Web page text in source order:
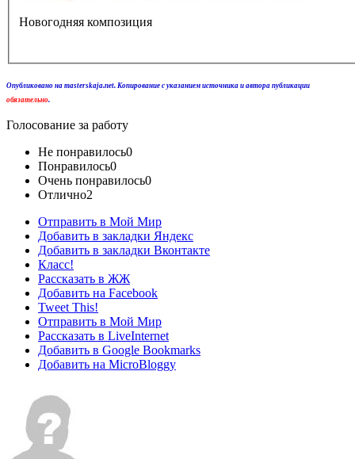
Новогодняя композиция
Опубликовано на masterskaja.net. Копирование с указанием источника и автора публикации
обязательно.
Голосование за работу
Не понравилось0
Понравилось0
Очень понравилось0
Отлично2
Отправить в Мой Мир
Добавить в закладки Яндекс
Добавить в закладки Вконтакте
Класс!
Рассказать в ЖЖ
Добавить на Facebook
Tweet This!
Отправить в Мой Мир
Рассказать в LiveInternet
Добавить в Google Bookmarks
Добавить на MicroBloggy